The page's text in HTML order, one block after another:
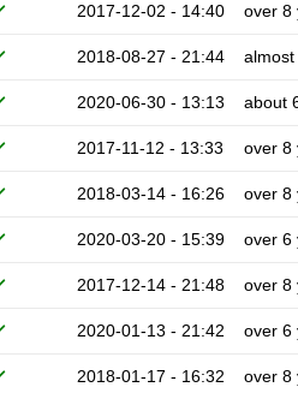
2017-12-02 - 14:40 over 8
2018-08-27 - 21:44
2020-06-30 - 13:13 about
2017-11-12 - 13:33 over 8
2018-03-14 - 16:26 over 8
2020-03-20 - 15:39 over 6
2017-12-14 - 21:48 over 8
2020-01-13 - 21:42 over 6
2018-01-17 - 16:32 over 8